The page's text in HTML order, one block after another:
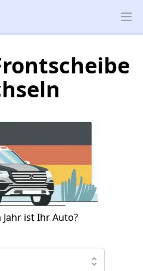
GmbH
ist Ihr Auto?